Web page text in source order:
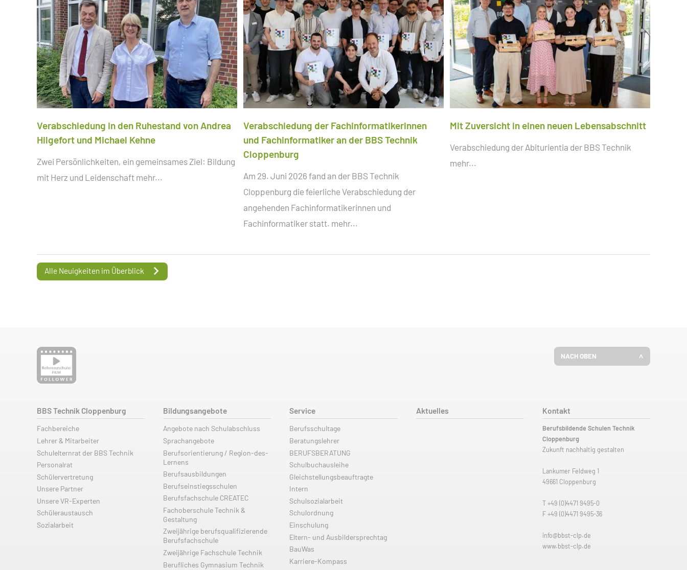
Verabschiedung in den Ruhestand von Andrea
Hilgefort und Michael Kehne
Zwei Persönlichkeiten, ein gemeinsames Ziel: Bildung
mit Herz und Leidenschaft mehr...
Verabschiedung der Fachinformatikerinnen
und Fachinformatiker an der BBS Technik
Cloppenburg
Am 29. Juni 2026 fand an der BBS Technik
Cloppenburg die feierliche Verabschiedung der
angehenden Fachinformatikerinnen und
Fachinformatiker statt. mehr...
Mit Zuversicht in einen neuen Lebensabschnitt
Verabschiedung der Abiturientia der BBS Technik
mehr...
Alle Neuigkeiten im Überblick
NACH OBEN
BBS Technik Cloppenburg
Fachbereiche
Lehrer & Mitarbeiter
Schulelternrat der BBS Technik
Personalrat
Schülervertretung
Unsere Partner
Unsere VR-Experten
Schüleraustausch
Sozialarbeit
Bildungsangebote
Angebote nach Schulabschluss
Sprachangebote
Berufsorientierung / Region-des-
Lernens
Berufsausbildungen
Berufseinstiegsschulen
Berufsfachschule CREATEC
Fachoberschule Technik &
Gestaltung
Zweijährige berufsqualifizierende
Berufsfachschule
Zweijährige Fachschule Technik
Berufliches Gymnasium Technik
Service
Berufsschultage
Beratungslehrer
BERUFSBERATUNG
Schulbuchausleihe
Gleichstellungsbeauftragte
Intern
Schulsozialarbeit
Schulordnung
Einschulung
Eltern- und Ausbildersprechtag
BauWas
Karriere-Kompass
Aktuelles Kontakt
Berufsbildende Schulen Technik
Cloppenburg
Zukunft nachhaltig gestalten
Lankumer Feldweg 1
49661 Cloppenburg
T+49 (0)4471 9495-0
F +49 (0)4471 9495-36
info@bbst-clp.de
www.bbst-clp.de